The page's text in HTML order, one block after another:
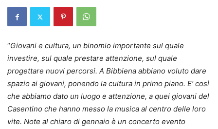
“Giovani e cultura, un binomio importante sul quale
investire, sul quale prestare attenzione, sul quale
progettare nuovi percorsi. A Bibbiena abbiano voluto dare
spazio ai giovani, ponendo la cultura in primo piano. E’ così
che abbiamo dato un luogo e attenzione, a quei giovani del
Casentino che hanno messo la musica al centro delle loro
vite. Note al chiaro di gennaio è un concerto evento